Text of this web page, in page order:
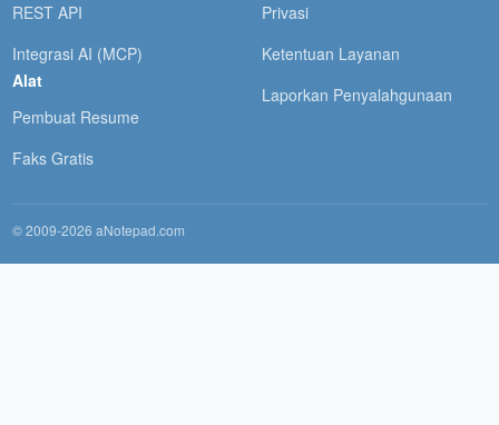
REST API
Integrasi AI (MCP)
Alat
Pembuat Resume
Faks Gratis
Privasi
Ketentuan Layanan
Laporkan Penyalahgunaan
© 2009-2026 aNotepad.com